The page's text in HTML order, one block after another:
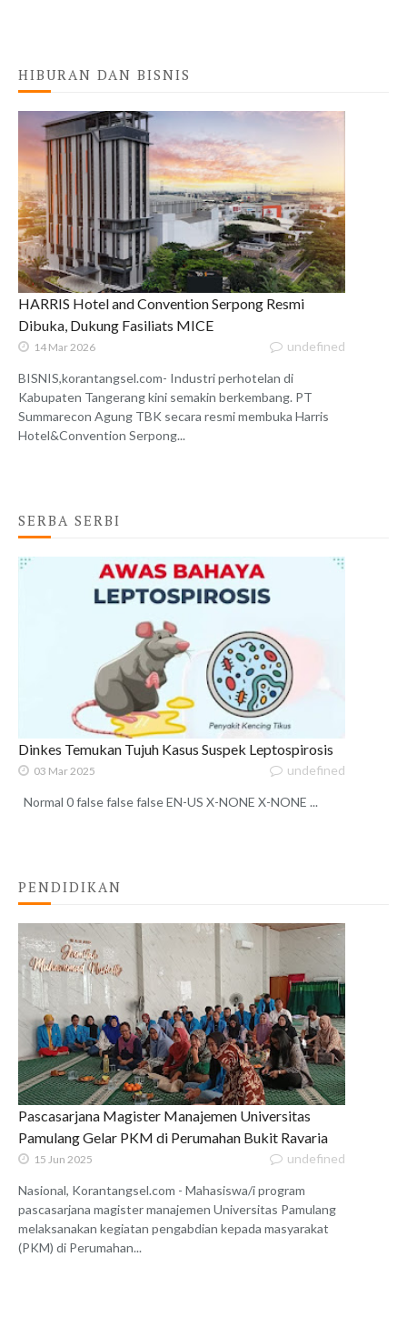
HIBURAN DAN BISNIS
HARRIS Hotel and Convention Serpong Resmi
Dibuka, Dukung Fasiliats MICE
14 Mar 2026 undefined
BISNIS,korantangsel.com- Industri perhotelan di
Kabupaten Tangerang kini semakin berkembang. PT
Summarecon Agung TBK secara resmi membuka Harris
Hotel&Convention Serpong...
SERBA SERBI
Dinkes Temukan Tujuh Kasus Suspek Leptospirosis
03 Mar 2025 undefined
Normal 0 false false false EN-US X-NONE X-NONE ...
PENDIDIKAN
Pascasarjana Magister Manajemen Universitas
Pamulang Gelar PKM di Perumahan Bukit Ravaria
15 Jun 2025 undefined
Nasional, Korantangsel.com - Mahasiswa/i program
pascasarjana magister manajemen Universitas Pamulang
melaksanakan kegiatan pengabdian kepada masyarakat
(PKM) di Perumahan...